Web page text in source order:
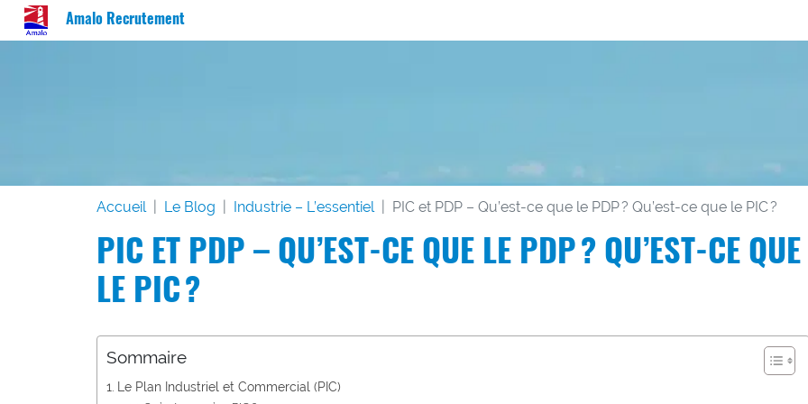
Amalo Recrutement
Accueil Le Blog Industrie – L’essentiel PIC et PDP – Qu’est-ce que le PDP ? Qu’est-ce que le PIC ?
PIC ET PDP – QU’EST-CE QUE LE PDP ? QU’EST-CE QUE
LE PIC ?
Sommaire
Le Plan Industriel et Commercial (PIC)